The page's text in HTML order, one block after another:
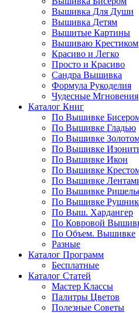
Вышивка Для Души
Вышивка Детям
Вышитые Картины
Вышиваю Крестиком
Красиво и Легко
Просто и Красиво
Сандра Вышивка
Формула Рукоделия
Чудесные Мгновения
Каталог Книг
По Вышивке
По Вышивке Гладью
По Вышивке
По Вышивке
По Вышивке Икон
По Вышивке
По Вышивке
По Вышивке
По Вышивке
По Выш. Хардангер
По Ковровой
По Объем. Вышивке
Разные
Каталог Программ
Бесплатные
Каталог Статей
Мастер Классы
Палитры Цветов
Полезные Советы